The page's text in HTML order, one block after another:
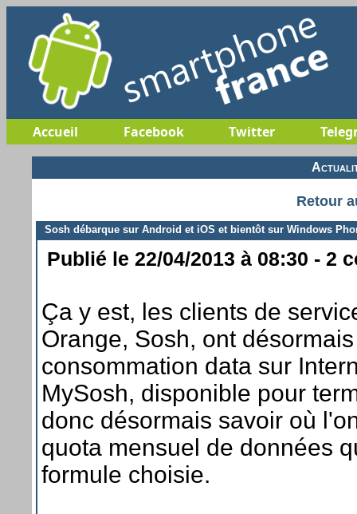
Accueil Facebook Twitter
Retour
Sosh débarque sur Android et iOS et bientôt sur Windows
Publié le 22/04/2013 à 08:30 - 2
Ça y est, les clients de
Orange, Sosh, ont
consommation data sur
MySosh, disponible pour
donc désormais savoir où
quota mensuel de données
formule choisie.